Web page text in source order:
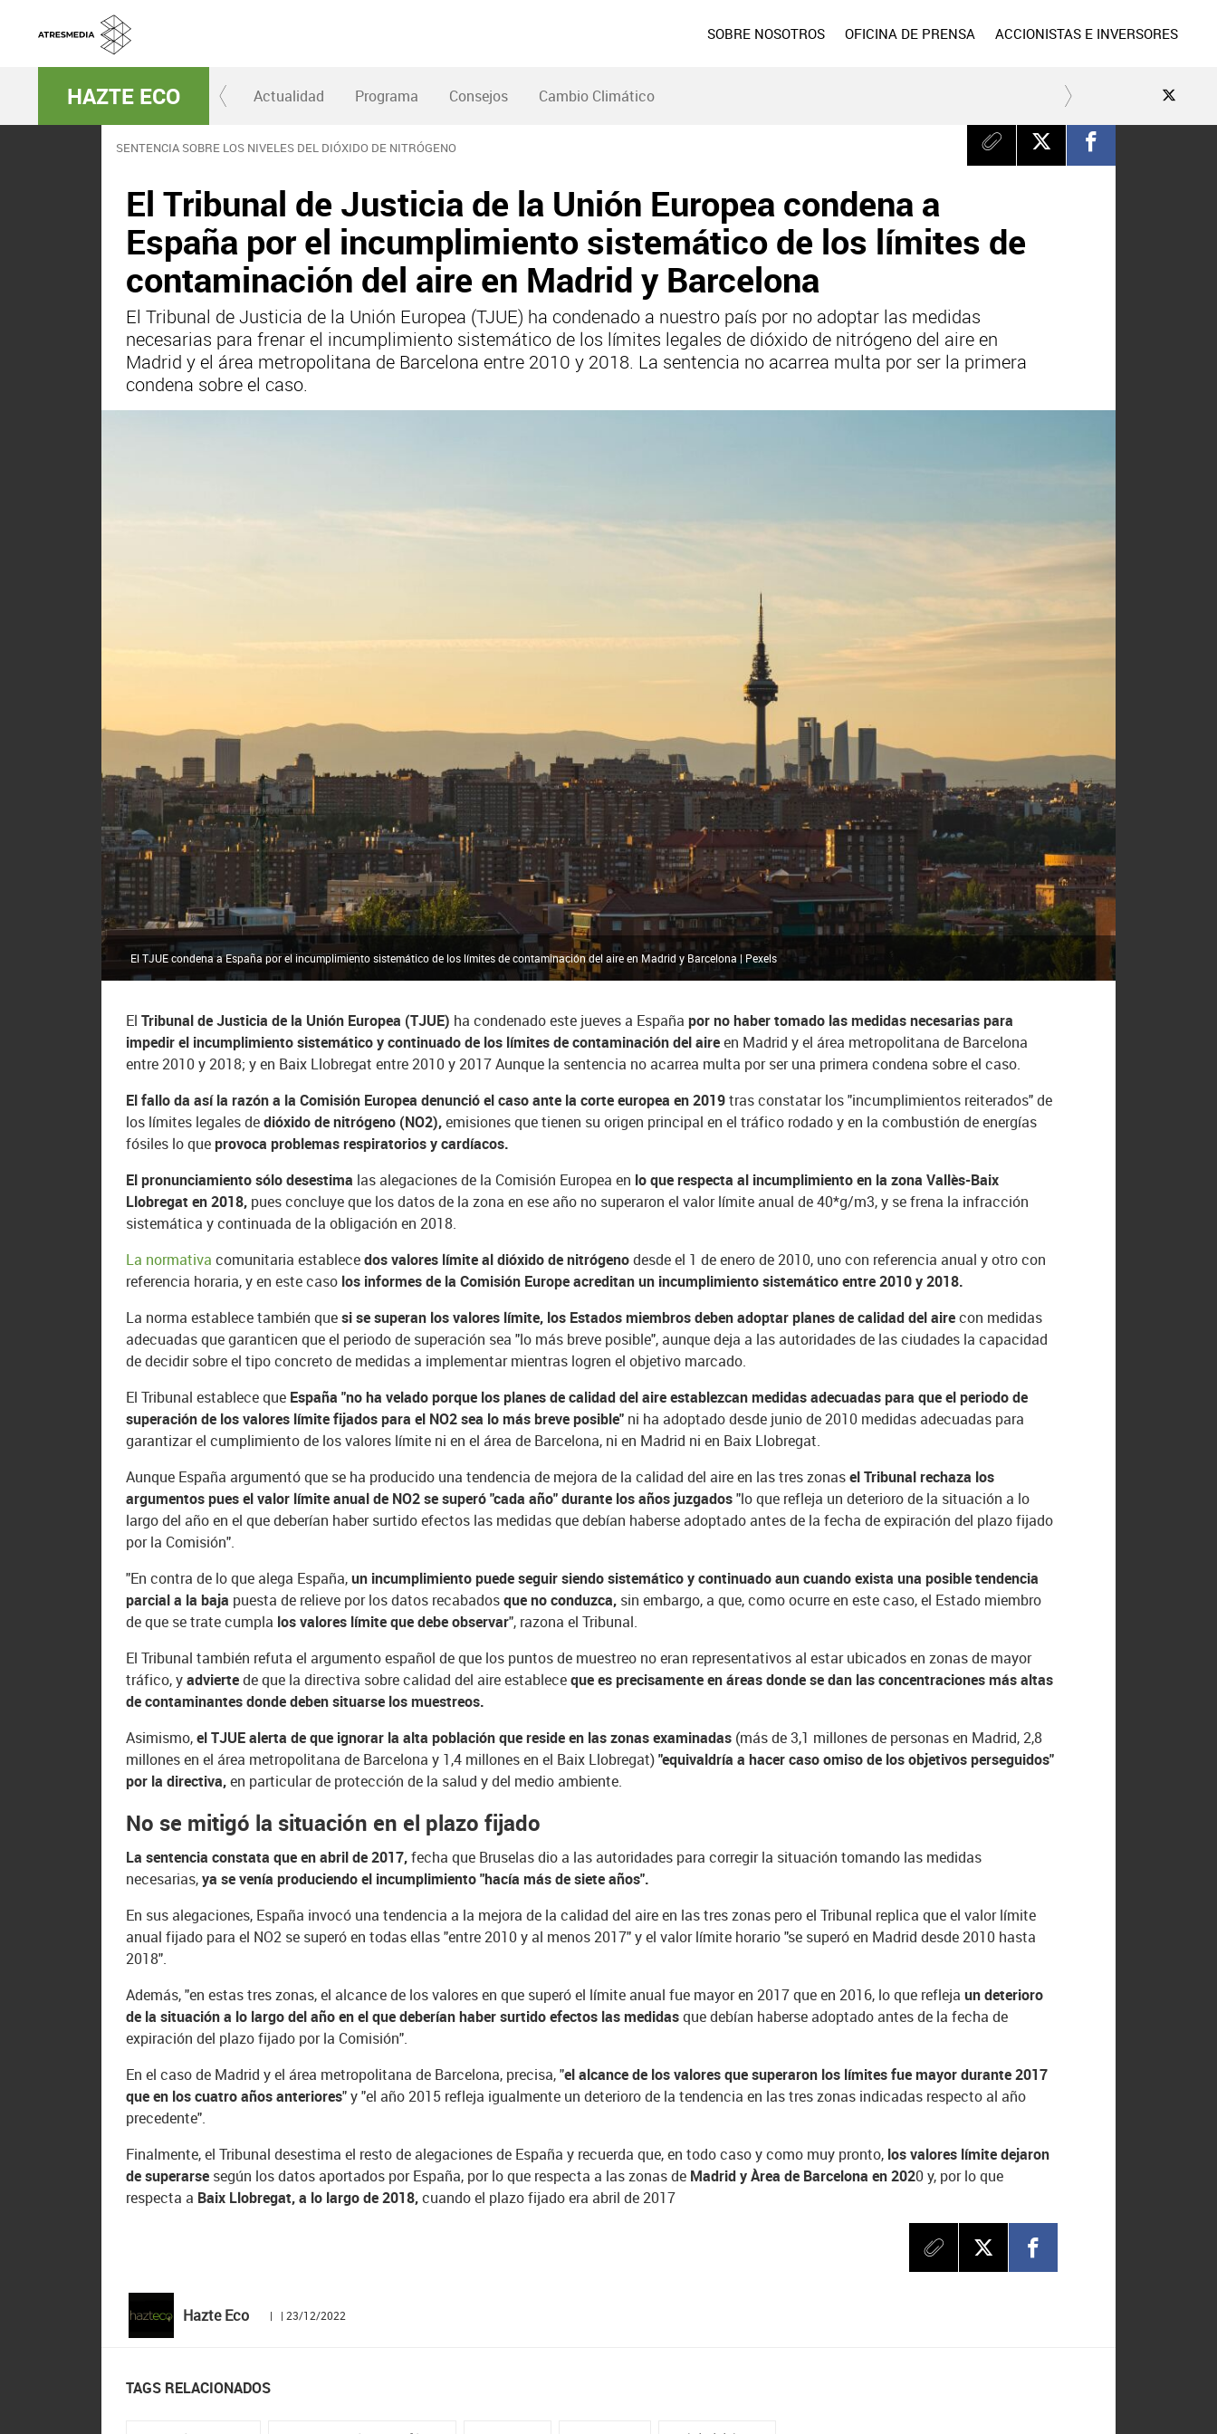
SOBRE NOSOTROS OFICINA DE PRENSA ACCIONISTAS E INVERSORES
HAZTE ECO Actualidad Programa Consejos Cambio Climático
SENTENCIA SOBRE LOS NIVELES DEL DIÓXIDO DE NITRÓGENO
El Tribunal de Justicia de la Unión Europea condena a
España por el incumplimiento sistemático de los límites de
contaminación del aire en Madrid y Barcelona
El Tribunal de Justicia de la Unión Europea (TJUE) ha condenado a nuestro país por no adoptar las medidas
necesarias para frenar el incumplimiento sistemático de los límites legales de dióxido de nitrógeno del aire en
Madrid y el área metropolitana de Barcelona entre 2010 y 2018. La sentencia no acarrea multa por ser la primera
condena sobre el caso.
El TJUE condena a España por el incumplimiento sistemático de los límites de contaminación del aire en Madrid y Barcelona | Pexels
ElTribunal de Justicia de la Unión Europea (TJUE) ha condenado este jueves a España por no haber tomado las medidas necesarias para
impedir el incumplimiento sistemático y continuado de los límites de contaminación del aireen Madrid y el área metropolitana de Barcelona
entre 2010 y 2018; y en Baix Llobregat entre 2010 y 2017 Aunque la sentencia no acarrea multa por ser una primera condena sobre el caso.
El fallo da así la razón a la Comisión Europea denunció el caso ante la corte europea en 2019tras constatar los "incumplimientos reiterados" de
los límites legales dedióxido de nitrógeno (NO2),emisiones que tienen su origen principal en el tráfico rodado y en la combustión de energías
fósiles lo queprovoca problemas respiratorios y cardíacos.
El pronunciamiento sólo desestima las alegaciones de la Comisión Europea en lo que respecta al incumplimiento en la zona Vallès-Baix
Llobregat en 2018, pues concluye que los datos de la zona en ese año no superaron el valor límite anual de 40*g/m3, y se frena la infracción
sistemática y continuada de la obligación en 2018.
La normativa comunitaria establecedos valores límite al dióxido de nitrógenodesde el 1 de enero de 2010, uno con referencia anual y otro con
referencia horaria, y en este caso los informes de la Comisión Europe acreditan un incumplimiento sistemático entre 2010 y 2018.
La norma establece también quesi se superan los valores límite, los Estados miembros deben adoptar planes de calidad del airecon medidas
adecuadas que garanticen que el periodo de superación sea "lo más breve posible", aunque deja a las autoridades de las ciudades la capacidad
de decidir sobre el tipo concreto de medidas a implementar mientras logren el objetivo marcado.
El Tribunal establece que España "no ha velado porque los planes de calidad del aire establezcan medidas adecuadas para que el periodo de
superación de los valores límite fijados para el NO2 sea lo más breve posible" ni ha adoptado desde junio de 2010 medidas adecuadas para
garantizar el cumplimiento de los valores límite ni en el área de Barcelona, ni en Madrid ni en Baix Llobregat.
Aunque España argumentó que se ha producido una tendencia de mejora de la calidad del aire en las tres zonasel Tribunal rechaza los
argumentos pues el valor límite anual de NO2 se superó "cada año" durante los años juzgados"lo que refleja un deterioro de la situación a lo
largo del año en el que deberían haber surtido efectos las medidas que debían haberse adoptado antes de la fecha de expiración del plazo fijado
por la Comisión".
"En contra de lo que alega España,un incumplimiento puede seguir siendo sistemático y continuado aun cuando exista una posible tendencia
parcial a la baja puesta de relieve por los datos recabadosque no conduzca, sin embargo, a que, como ocurre en este caso, el Estado miembro
de que se trate cumpla los valores límite que debe observar", razona el Tribunal.
El Tribunal también refuta el argumento español de que los puntos de muestreo no eran representativos al estar ubicados en zonas de mayor
tráfico, yadviertede que la directiva sobre calidad del aire establecequees precisamente en áreas donde se dan las concentraciones más altas
de contaminantes donde deben situarse los muestreos.
Asimismo,el TJUE alerta de que ignorar la alta población que reside en las zonas examinadas (más de 3,1 millones de personas en Madrid, 2,8
millones en el área metropolitana de Barcelona y 1,4 millones en el Baix Llobregat)"equivaldría a hacer caso omiso de los objetivos perseguidos"
por la directiva,en particular de protección de la salud y del medio ambiente.
No se mitigó la situación en el plazo fijado
La sentencia constata que en abril de 2017,fecha que Bruselas dio a las autoridades para corregir la situación tomando las medidas
necesarias,ya se venía produciendo el incumplimiento "hacía más de siete años".
En sus alegaciones, España invocó una tendencia a la mejora de la calidad del aire en las tres zonas pero el Tribunal replica que el valor límite
anual fijado para el NO2 se superó en todas ellas "entre 2010 y al menos 2017" y el valor límite horario "se superó en Madrid desde 2010 hasta
2018".
Además, "en estas tres zonas, el alcance de los valores en que superó el límite anual fue mayor en 2017 que en 2016, lo que reflejaun deterioro
de la situación a lo largo del año en el que deberían haber surtido efectos las medidasque debían haberse adoptado antes de la fecha de
expiración del plazo fijado por la Comisión".
En el caso de Madrid y el área metropolitana de Barcelona, precisa, "el alcance de los valores que superaron los límites fue mayor durante 2017
que en los cuatro años anteriores" y "el año 2015 refleja igualmente un deterioro de la tendencia en las tres zonas indicadas respecto al año
precedente".
Finalmente, el Tribunal desestima el resto de alegaciones de España y recuerda que, en todo caso y como muy pronto, los valores límite dejaron
de superarse según los datos aportados por España, por lo que respecta a las zonas de Madrid y Àrea de Barcelona en 2020 y, por lo que
respecta a Baix Llobregat, a lo largo de 2018,cuando el plazo fijado era abril de 2017
Hazte Eco | | 23/12/2022
TAGS RELACIONADOS